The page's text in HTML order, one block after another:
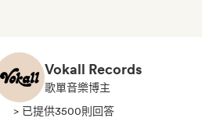
Vokall Records
歌單音樂博主
> 已提供3500則回答